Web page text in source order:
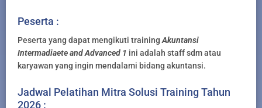
Peserta :
Peserta yang dapat mengikuti training Akuntansi
Intermadiaete and Advanced 1 ini adalah staff sdm atau
karyawan yang ingin mendalami bidang akuntansi.
Jadwal Pelatihan Mitra Solusi Training Tahun
2026 :